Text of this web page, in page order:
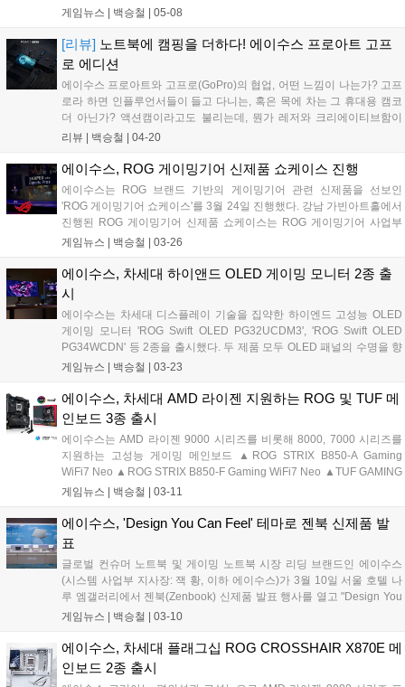
솔루션을 선보인다고 밝혔다. 에이수스는 이번 KOBA 2026에서 8.5부스
공개할 예정이다. 크리에이터에게 영감을 주기 위한 최상의 모니터, 노
트북, 데스크톱, 컴포넌트 및 주변기기에 이르기까지 모든 카테고리에
대한 생태계를 시연하고 직접 체험할 수 있도록 구성했다....
게임뉴스 | 백승철 | 05-08
[리뷰] 노트북에 캠핑을 더하다! 에이수스 프로아트 고프
로 에디션
에이수스 프로아트와 고프로(GoPro)의 협업, 어떤 느낌이 나는가? 고프
로라 하면 인플루언서들이 들고 다니는, 혹은 목에 차는 그 휴대용 캠코
더 아닌가? 액션캠이라고도 불리는데, 뭔가 레저와 크리에이티브함이
섞인, 감성으로 얘기하자면 캠핑 감성이 물씬 풍기는데, 에이수스의 프
쳐 '에이수스 프로아트 고프로 에디션(ProArt GoPro Edition) PX13'를 선
리뷰 | 백승철 | 04-20
에이수스, ROG 게이밍기어 신제품 쇼케이스 진행
에이수스는 ROG 브랜드 기반의 게이밍기어 관련 신제품을 선보인
'ROG 게이밍기어 쇼케이스'를 3월 24일 진행했다. 강남 가빈아트홀에서
진행된 ROG 게이밍기어 신제품 쇼케이스는 ROG 게이밍기어 사업부
총괄 크리스 황(Kris Huang)의 인사말을 시작으로 ROG(Republic of
승리를 위한 강력하고 다양한 게이밍기어 제품들을 전시 및 공개했다....
게임뉴스 | 백승철 | 03-26
에이수스, 차세대 하이앤드 OLED 게이밍 모니터 2종 출
시
에이수스는 차세대 디스플레이 기술을 집약한 하이엔드 고성능 OLED
게이밍 모니터 'ROG Swift OLED PG32UCDM3', 'ROG Swift OLED
PG34WCDN' 등 2종을 출시했다. 두 제품 모두 OLED 패널의 수명을 향
상시키는 에이수스 OLED Care Pro가 적용돼 장시간 작업이나 게임 플
용자의 위치를 감지해 자리를 비울 경우 자동으로 화면을 블랙으로 전환
하여 번인을 예방하는 Neo Proximity Sensor가 탑재되어 패널의 수명을
연장한다....
게임뉴스 | 백승철 | 03-23
에이수스, 차세대 AMD 라이젠 지원하는 ROG 및 TUF 메
인보드 3종 출시
에이수스는 AMD 라이젠 9000 시리즈를 비롯해 8000, 7000 시리즈를
지원하는 고성능 게이밍 메인보드 ▲ROG STRIX B850-A Gaming
WiFi7 Neo ▲ROG STRIX B850-F Gaming WiFi7 Neo ▲TUF GAMING
X870-PRO WiFi7 W Neo 등 3종을 출시한다고 밝혔다. Neo 시리즈는
메모리 성능 그리고 확장성과 사용자 편의성을 제공하는 것에 초점을 맞
춘 리프레시 모델이다. NitroPath DRAM 기술을 적용하여 신호 무결성
을 높여 고클럭 메모리 및 안정적인 오버클럭을 지원한다. 또한 PCIe 5.0
기반 그래픽카드 및 스토리지 재배분을 통해 확장성을 확보하였다....
게임뉴스 | 백승철 | 03-11
에이수스, 'Design You Can Feel' 테마로 젠북 신제품 발
표
글로벌 컨슈머 노트북 및 게이밍 노트북 시장 리딩 브랜드인 에이수스
(시스템 사업부 지사장: 잭 황, 이하 에이수스)가 3월 10일 서울 호텔 나
루 엠갤러리에서 젠북(Zenbook) 신제품 발표 행사를 열고 "Design You
Can Feel"을 테마로 한 새로운 젠북 라인업과 제품 디자인 철학을 공개
철학을 공유하는 자리로, 젠북 라인업의 소재 혁신과 사용자 경험을 현
장에서 직접 체감할 수 있도록 전시 및 체험 중심으로 구성됐다....
게임뉴스 | 백승철 | 03-10
에이수스, 차세대 플래그십 ROG CROSSHAIR X870E 메
인보드 2종 출시